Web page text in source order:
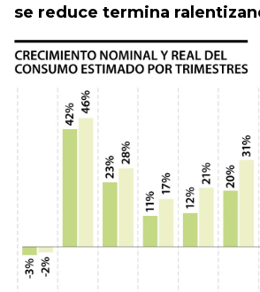
se reduce termina